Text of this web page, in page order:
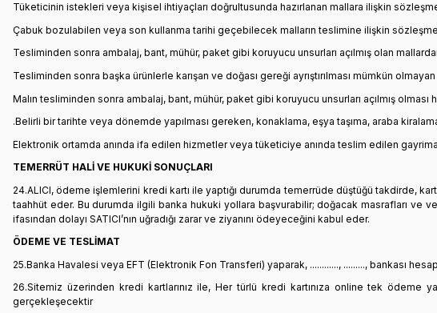
Tüketicinin istekleri veya kişisel ihtiyaçları doğrultusunda hazırlanan mallara ilişkin
Çabuk bozulabilen veya son kullanma tarihi geçebilecek malların teslimine ilişkin
Tesliminden sonra ambalaj, bant, mühür, paket gibi koruyucu unsurları açılmış olan
Tesliminden sonra başka ürünlerle karışan ve doğası gereği ayrıştırılması mümkün
Malın tesliminden sonra ambalaj, bant, mühür, paket gibi koruyucu unsurları açılmış
.Belirli bir tarihte veya dönemde yapılması gereken, konaklama, eşya taşıma, araba
Elektronik ortamda anında ifa edilen hizmetler veya tüketiciye anında teslim edilen
TEMERRÜT HALİ VE HUKUKİ SONUÇLARI
24.ALICI, ödeme işlemlerini kredi kartı ile yaptığı durumda temerrüde düştüğü takdirde,
taahhüt eder. Bu durumda ilgili banka hukuki yollara başvurabilir; doğacak masrafları ve
ifasından dolayı SATICI’nın uğradığı zarar ve ziyanını ödeyeceğini kabul eder.
ÖDEME VE TESLİMAT
25.Banka Havalesi veya EFT (Elektronik Fon Transferi) yaparak, ............, ........., bankası
26.Sitemiz üzerinden kredi kartlarınız ile, Her türlü kredi kartınıza online tek ödeme
gerçekleşecektir